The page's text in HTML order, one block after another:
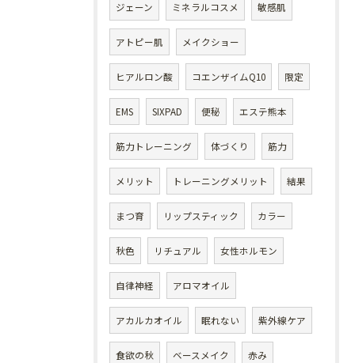
ジェーン ミネラルコスメ 敏感肌
アトピー肌 メイクショー
ヒアルロン酸 コエンザイムQ10 限定
EMS SIXPAD 便秘 エステ熊本
筋力トレーニング 体づくり 筋力
メリット トレーニングメリット 結果
まつ育 リップスティック カラー
秋色 リチュアル 女性ホルモン
自律神経 アロマオイル
アカルカオイル 眠れない 紫外線ケア
食欲の秋 ベースメイク 赤み